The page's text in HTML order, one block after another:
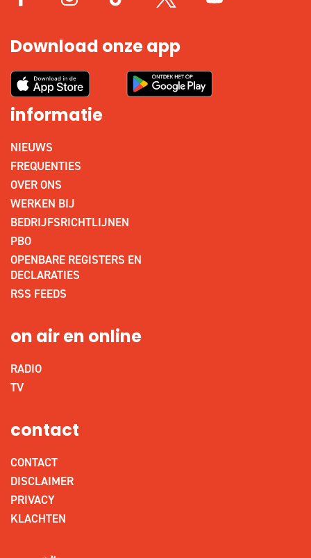
Download onze app
informatie
NIEUWS
FREQUENTIES
OVER ONS
WERKEN BIJ
BEDRIJFSRICHTLIJNEN
PBO
OPENBARE REGISTERS EN
DECLARATIES
RSS FEEDS
on air en online
RADIO
TV
contact
CONTACT
DISCLAIMER
PRIVACY
KLACHTEN